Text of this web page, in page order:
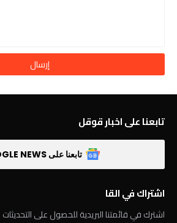
تابعنا على اخبار قوقل
تابعنا على GOOGLE NEWS
اشتراك في القا
اشترك في قائمتنا البريدية للحصول على التحديثات